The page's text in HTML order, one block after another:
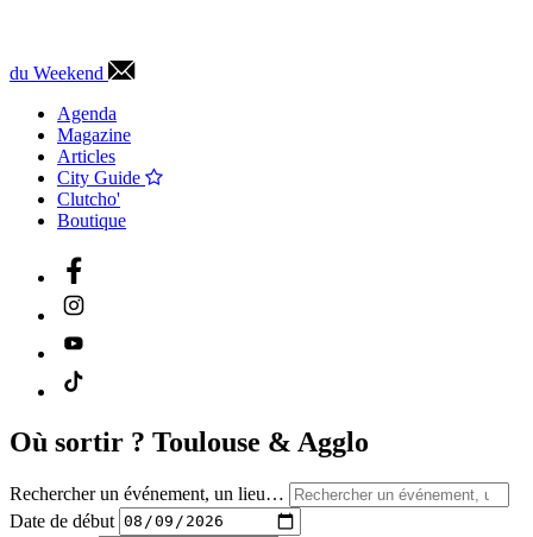
du Weekend
Agenda
Magazine
Articles
City Guide
Clutcho'
Boutique
Où sortir ? Toulouse & Agglo
Rechercher un événement, un lieu…
Date de début